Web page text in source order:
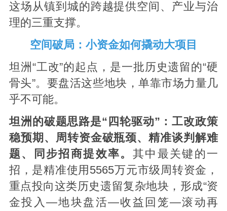
这场从镇到城的跨越提供空间、产业与治
理的三重支撑。
空间破局：小资金如何撬动大项目
坦洲“工改”的起点，是一批历史遗留的“硬
骨头”。要盘活这些地块，单靠市场力量几
乎不可能。
坦洲的破题思路是“四轮驱动”：工改政策
稳预期、周转资金破瓶颈、精准谈判解难
题、同步招商提效率。 其中最关键的一
招，是精准使用5565万元市级周转资金，
重点投向这类历史遗留复杂地块，形成“资
金投入—地块盘活—收益回笼—滚动再